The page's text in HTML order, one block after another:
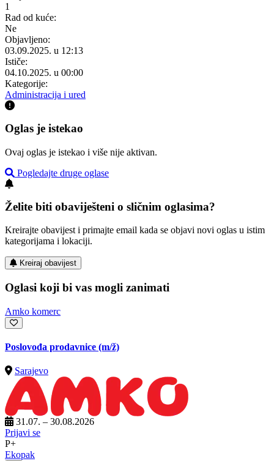
1
Rad od kuće:
Ne
Objavljeno:
03.09.2025. u 12:13
Ističe:
04.10.2025. u 00:00
Kategorije:
Administracija i ured
Oglas je istekao
Ovaj oglas je istekao i više nije aktivan.
Pogledajte druge oglase
Želite biti obaviješteni o sličnim oglasima?
Kreirajte obavijest i primajte email kada se objavi novi oglas u istim
kategorijama i lokaciji.
Kreiraj obavijest
Oglasi koji bi vas mogli zanimati
Amko komerc
Poslovođa prodavnice (m/ž)
Sarajevo
31.07. – 30.08.2026
Prijavi se
P+
Ekopak